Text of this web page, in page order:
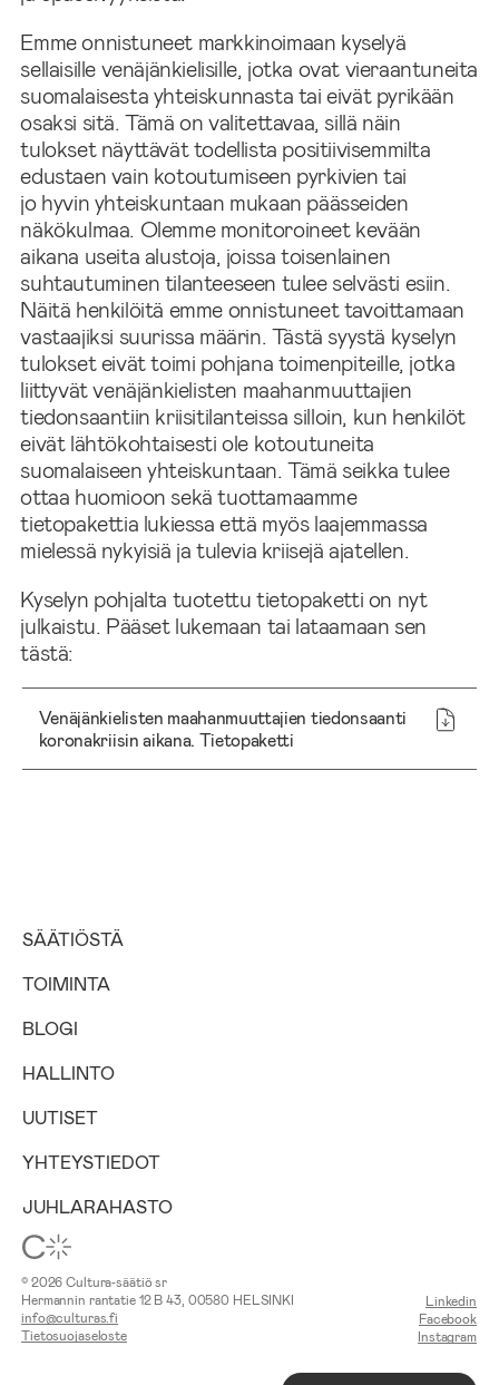
Emme onnistuneet markkinoimaan kyselyä
sellaisille venäjänkielisille, jotka ovat vieraantuneita
suomalaisesta yhteiskunnasta tai eivät pyrikään
osaksi sitä. Tämä on valitettavaa, sillä näin
tulokset näyttävät todellista positiivisemmilta
edustaen vain kotoutumiseen pyrkivien tai
jo hyvin yhteiskuntaan mukaan päässeiden
näkökulmaa. Olemme monitoroineet kevään
aikana useita alustoja, joissa toisenlainen
suhtautuminen tilanteeseen tulee selvästi esiin.
Näitä henkilöitä emme onnistuneet tavoittamaan
vastaajiksi suurissa määrin. Tästä syystä kyselyn
tulokset eivät toimi pohjana toimenpiteille, jotka
liittyvät venäjänkielisten maahanmuuttajien
tiedonsaantiin kriisitilanteissa silloin, kun henkilöt
eivät lähtökohtaisesti ole kotoutuneita
suomalaiseen yhteiskuntaan. Tämä seikka tulee
ottaa huomioon sekä tuottamaamme
tietopakettia lukiessa että myös laajemmassa
mielessä nykyisiä ja tulevia kriisejä ajatellen.
Kyselyn pohjalta tuotettu tietopaketti on nyt
julkaistu. Pääset lukemaan tai lataamaan sen
tästä:
Venäjänkielisten maahanmuuttajien tiedonsaanti
koronakriisin aikana. Tietopaketti
SÄÄTIÖSTÄ
TOIMINTA
BLOGI
HALLINTO
UUTISET
YHTEYSTIEDOT
JUHLARAHASTO
© 2026 Cultura‑säätiö sr
Hermannin rantatie 12 B 43, 00580 HELSINKI
info@culturas.fi
Tietosuojaseloste
Linkedin
Facebook
Instagram